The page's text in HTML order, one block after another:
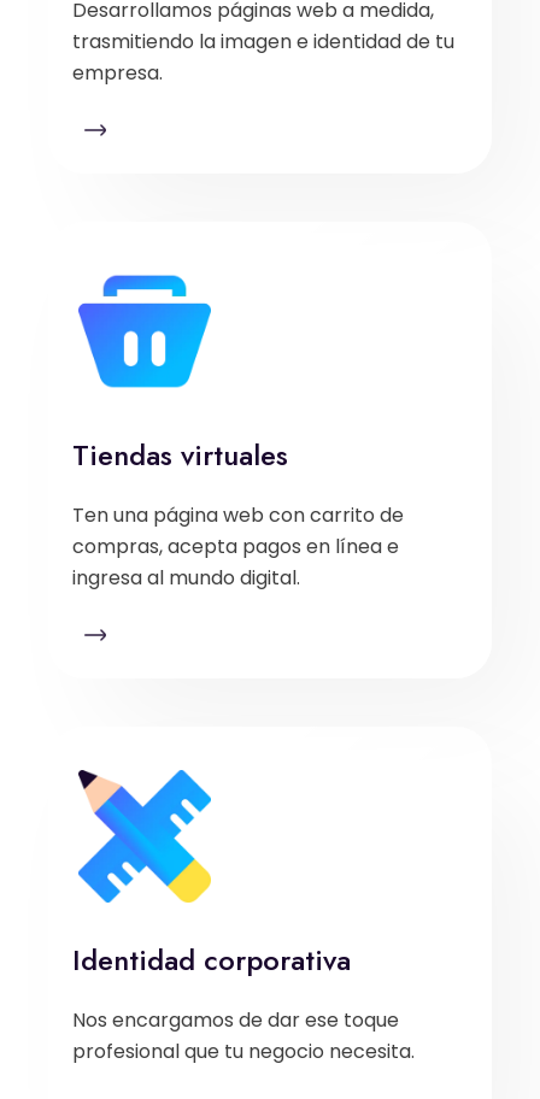
Desarrollamos páginas web a medida,
trasmitiendo la imagen e identidad de tu
empresa.
Tiendas virtuales
Ten una página web con carrito de
compras, acepta pagos en línea e
ingresa al mundo digital.
Identidad corporativa
Nos encargamos de dar ese toque
profesional que tu negocio necesita.